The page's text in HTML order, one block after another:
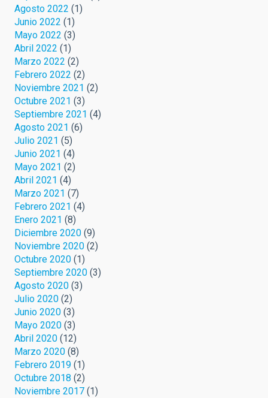
Agosto 2022 (1)
Junio 2022 (1)
Mayo 2022 (3)
Abril 2022 (1)
Marzo 2022 (2)
Febrero 2022 (2)
Noviembre 2021 (2)
Octubre 2021 (3)
Septiembre 2021 (4)
Agosto 2021 (6)
Julio 2021 (5)
Junio 2021 (4)
Mayo 2021 (2)
Abril 2021 (4)
Marzo 2021 (7)
Febrero 2021 (4)
Enero 2021 (8)
Diciembre 2020 (9)
Noviembre 2020 (2)
Octubre 2020 (1)
Septiembre 2020 (3)
Agosto 2020 (3)
Julio 2020 (2)
Junio 2020 (3)
Mayo 2020 (3)
Abril 2020 (12)
Marzo 2020 (8)
Febrero 2019 (1)
Octubre 2018 (2)
Noviembre 2017 (1)